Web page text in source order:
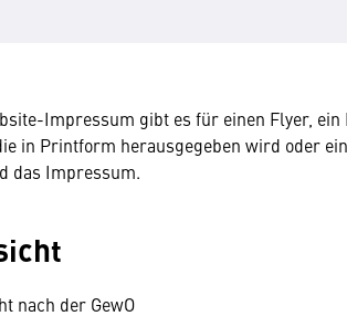
Impressum gibt es für einen Flyer,
in Printform herausgegeben wird oder
das Impressum.
nach der GewO